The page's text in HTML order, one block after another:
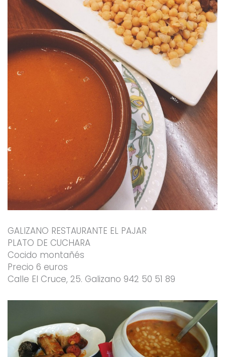
GALIZANO RESTAURANTE EL PAJAR
PLATO DE CUCHARA
Cocido montañés
Precio 6 euros
Calle El Cruce, 25. Galizano 942 50 51 89